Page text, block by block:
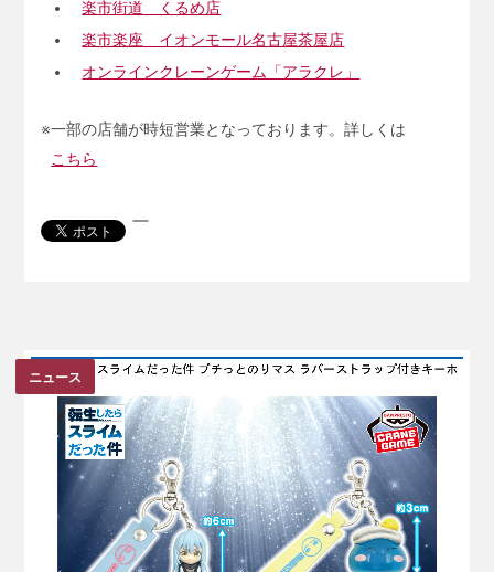
楽市街道 くるめ店
楽市楽座 イオンモール名古屋茶屋店
オンラインクレーンゲーム「アラクレ」
※一部の店舗が時短営業となっております。詳しくは
こちら
ニュース